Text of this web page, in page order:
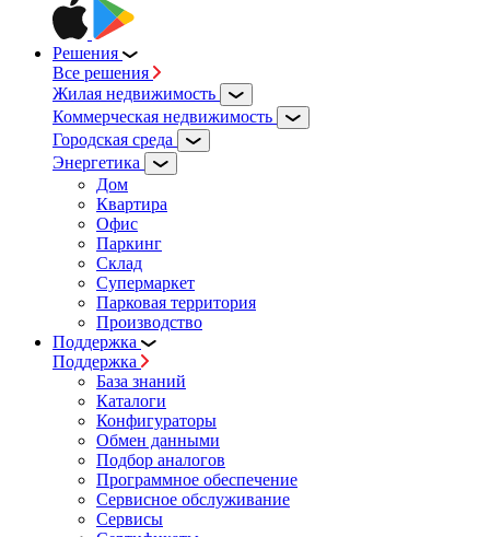
Решения
Все решения
Жилая недвижимость
Коммерческая недвижимость
Городская среда
Энергетика
Дом
Квартира
Офис
Паркинг
Склад
Супермаркет
Парковая территория
Производство
Поддержка
Поддержка
База знаний
Каталоги
Конфигураторы
Обмен данными
Подбор аналогов
Программное обеспечение
Сервисное обслуживание
Сервисы